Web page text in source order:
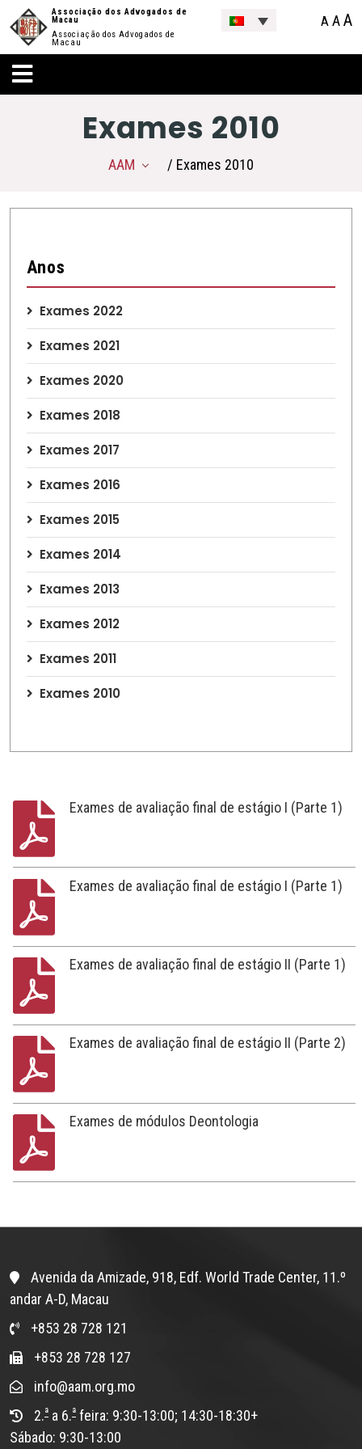
Associação dos Advogados de
Macau
Associação dos Advogados de
Macau
A AA
Exames 2010
AAM / Exames 2010
Anos
Exames 2022
Exames 2021
Exames 2020
Exames 2018
Exames 2017
Exames 2016
Exames 2015
Exames 2014
Exames 2013
Exames 2012
Exames 2011
Exames 2010
Exames de avaliação final de estágio I (Parte 1)
Exames de avaliação final de estágio I (Parte 1)
Exames de avaliação final de estágio II (Parte 1)
Exames de avaliação final de estágio II (Parte 2)
Exames de módulos Deontologia
Avenida da Amizade, 918, Edf. World Trade Center, 11.º
andar A-D, Macau
+853 28 728 121
+853 28 728 127
info@aam.org.mo
2.ª a 6.ª feira: 9:30-13:00; 14:30-18:30+
Sábado: 9:30-13:00